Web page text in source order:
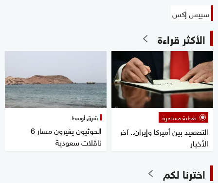
سبيس إكس
الأكثر قراءة
تغطية مستمرة
التصعيد بين أميركا وإيران.. آخر
الأخبار
شرق أوسط
الحوثيون يغيرون مسار 6
ناقلات سعودية
اخترنا لكم